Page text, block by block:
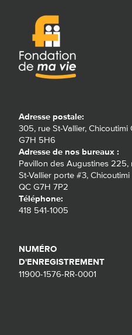
Adresse postale:
305, rue St-Vallier, Chicoutimi
G7H 5H6
Adresse de nos bureaux :
Pavillon des Augustines 225,
St-Vallier porte #3, Chicoutimi
QC G7H 7P2
Téléphone:
418 541-1005
NUMÉRO
D'ENREGISTREMENT
11900-1576-RR-0001